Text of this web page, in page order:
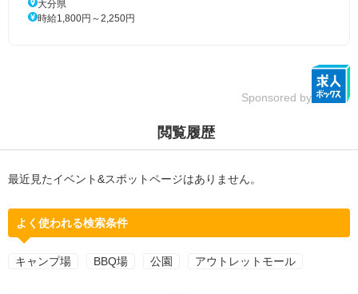
大分県
時給1,800円～2,250円
Sponsored by
閲覧履歴
最近見たイベント&スポットページはありません。
よく使われる検索条件
キャンプ場 BBQ場 公園 アウトレットモール